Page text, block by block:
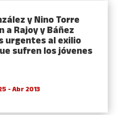
y Nino Torre
a Rajoy y Báñez
urgentes al exilio
sufren los jóvenes
- Abr 2013